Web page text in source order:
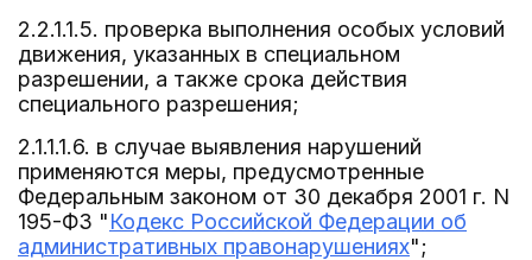
2.2.1.1.5. проверка выполнения особых условий
движения, указанных в специальном
разрешении, а также срока действия
специального разрешения;
2.1.1.1.6. в случае выявления нарушений
применяются меры, предусмотренные
Федеральным законом от 30 декабря 2001 г. N
195-ФЗ "Кодекс Российской Федерации об
административных правонарушениях";